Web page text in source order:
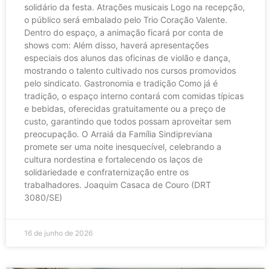
solidário da festa. Atrações musicais Logo na recepção,
o público será embalado pelo Trio Coração Valente.
Dentro do espaço, a animação ficará por conta de
shows com: Além disso, haverá apresentações
especiais dos alunos das oficinas de violão e dança,
mostrando o talento cultivado nos cursos promovidos
pelo sindicato. Gastronomia e tradição Como já é
tradição, o espaço interno contará com comidas típicas
e bebidas, oferecidas gratuitamente ou a preço de
custo, garantindo que todos possam aproveitar sem
preocupação. O Arraiá da Família Sindipreviana
promete ser uma noite inesquecível, celebrando a
cultura nordestina e fortalecendo os laços de
solidariedade e confraternização entre os
trabalhadores. Joaquim Casaca de Couro (DRT
3080/SE)
16 de junho de 2026